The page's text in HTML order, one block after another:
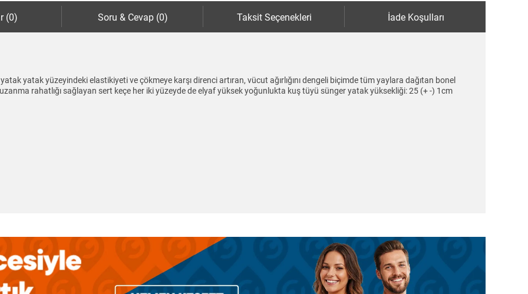
(0) Soru & Cevap (0) Taksit Seçenekleri İade Koşulları
yatak yüzeyindeki elastikiyeti ve çökmeye karşı direnci artıran, vücut ağırlığını dengeli biçimde tüm yaylara dağıtan bonel
rahatlığı sağlayan sert keçe her iki yüzeyde de elyaf yüksek yoğunlukta kuş tüyü sünger yatak yüksekliği: 25 (+ -) 1cm